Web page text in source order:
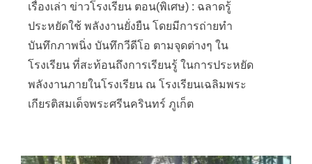
เรื่องเล่า ข่าวโรงเรียน ตอน(พิเศษ) : ฉลาดรู้
ประหยัดใช้ พลังงานยั่งยืน โดยมีการถ่ายทำ
บันทึกภาพนิ่ง บันทึกวีดีโอ ตามจุดต่างๆ ใน
โรงเรียน ที่สะท้อนถึงการเรียนรู้ ในการประหยัด
พลังงานภายในโรงเรียน ณ โรงเรียนเฉลิมพระ
เกียรติสมเด็จพระศรีนครินทร์ ภูเก็ต